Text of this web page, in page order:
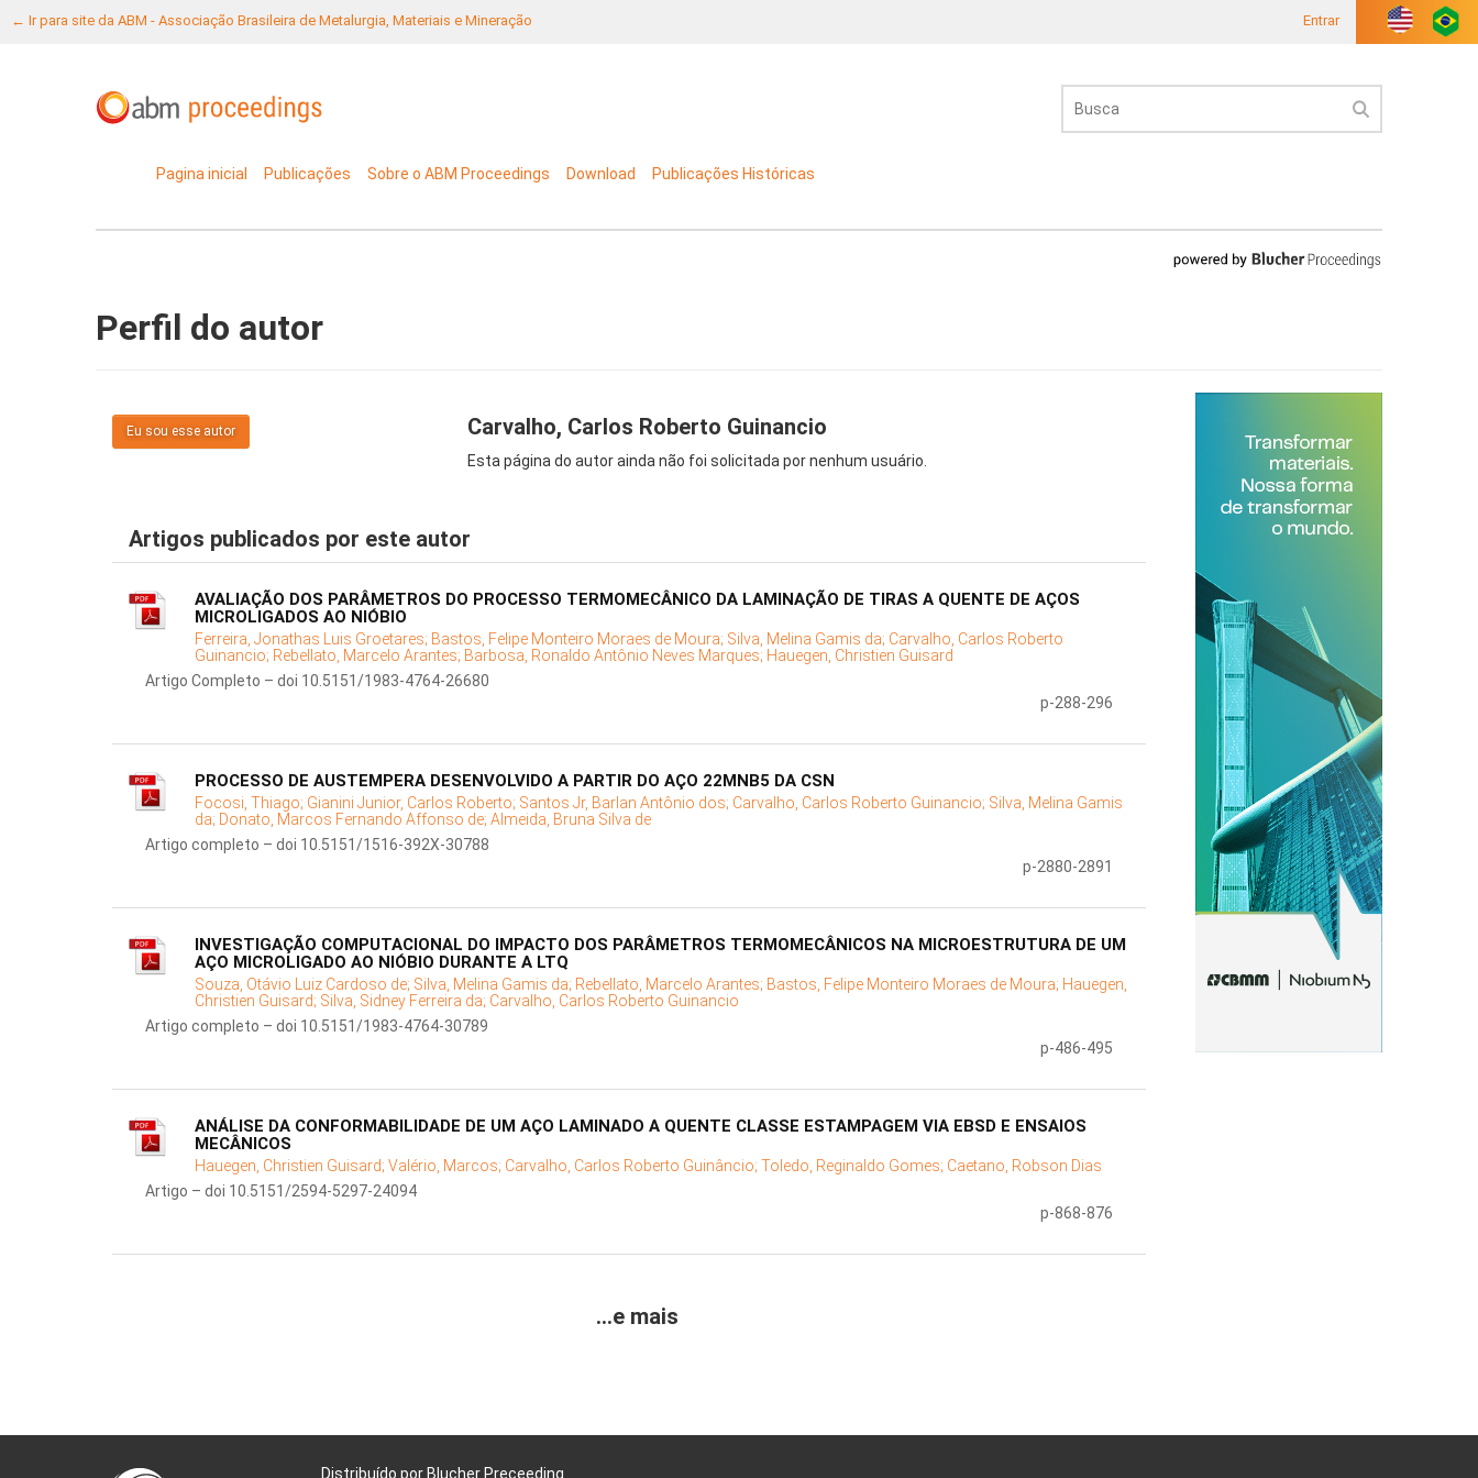
← Ir para site da ABM - Associação Brasileira de Metalurgia, Materiais e Mineração Entrar
Pagina inicial Publicações Sobre o ABM Proceedings Download Publicações Históricas
Perfil do autor
Eu sou esse autor Carvalho, Carlos Roberto Guinancio
Esta página do autor ainda não foi solicitada por nenhum usuário.
Artigos publicados por este autor
AVALIAÇÃO DOS PARÂMETROS DO PROCESSO TERMOMECÂNICO DA LAMINAÇÃO DE TIRAS A QUENTE DE AÇOS
MICROLIGADOS AO NIÓBIO
Ferreira, Jonathas Luis Groetares; Bastos, Felipe Monteiro Moraes de Moura; Silva, Melina Gamis da; Carvalho, Carlos Roberto
Guinancio; Rebellato, Marcelo Arantes; Barbosa, Ronaldo Antônio Neves Marques; Hauegen, Christien Guisard
Artigo Completo – doi 10.5151/1983-4764-26680
p-288-296
PROCESSO DE AUSTEMPERA DESENVOLVIDO A PARTIR DO AÇO 22MNB5 DA CSN
Focosi, Thiago; Gianini Junior, Carlos Roberto; Santos Jr, Barlan Antônio dos; Carvalho, Carlos Roberto Guinancio; Silva, Melina Gamis
da; Donato, Marcos Fernando Affonso de; Almeida, Bruna Silva de
Artigo completo – doi 10.5151/1516-392X-30788
p-2880-2891
INVESTIGAÇÃO COMPUTACIONAL DO IMPACTO DOS PARÂMETROS TERMOMECÂNICOS NA MICROESTRUTURA DE UM
AÇO MICROLIGADO AO NIÓBIO DURANTE A LTQ
Souza, Otávio Luiz Cardoso de; Silva, Melina Gamis da; Rebellato, Marcelo Arantes; Bastos, Felipe Monteiro Moraes de Moura; Hauegen,
Christien Guisard; Silva, Sidney Ferreira da; Carvalho, Carlos Roberto Guinancio
Artigo completo – doi 10.5151/1983-4764-30789
p-486-495
ANÁLISE DA CONFORMABILIDADE DE UM AÇO LAMINADO A QUENTE CLASSE ESTAMPAGEM VIA EBSD E ENSAIOS
MECÂNICOS
Hauegen, Christien Guisard; Valério, Marcos; Carvalho, Carlos Roberto Guinâncio; Toledo, Reginaldo Gomes; Caetano, Robson Dias
Artigo – doi 10.5151/2594-5297-24094
p-868-876
...e mais
Distribuído por Blucher Preceeding